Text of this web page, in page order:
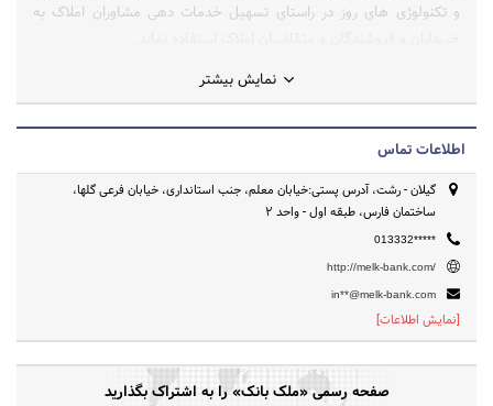
و تکنولوژی های روز در راستای تسهیل خدمات دهی مشاوران املاک به
نمایش بیشتر
اطلاعات تماس
گیلان - رشت، آدرس پستی:خیابان معلم، جنب استانداری، خیابان فرعی گلها،
ساختمان فارس، طبقه اول - واحد 2
013332*****
http://melk-bank.com/
in**@melk-bank.com
[نمایش اطلاعات]
صفحه رسمی «ملک بانک» را به اشتراک بگذارید